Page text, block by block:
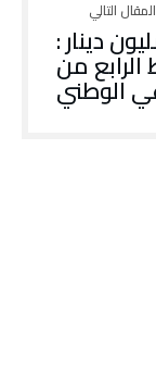
تجميع 700 مليون دينار :
من
الوطني